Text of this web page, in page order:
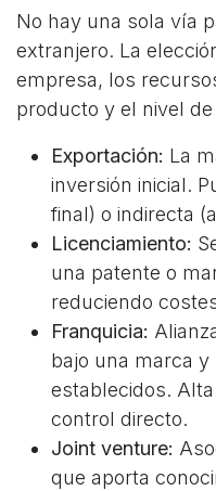
No hay una sola vía
extranjero. La
empresa, los
producto y el nivel
Exportación: La
inversión inicial.
final) o indirecta
Licenciamiento:
una patente o
reduciendo
Franquicia:
bajo una marca y
establecidos.
control directo.
Joint venture:
que aporta